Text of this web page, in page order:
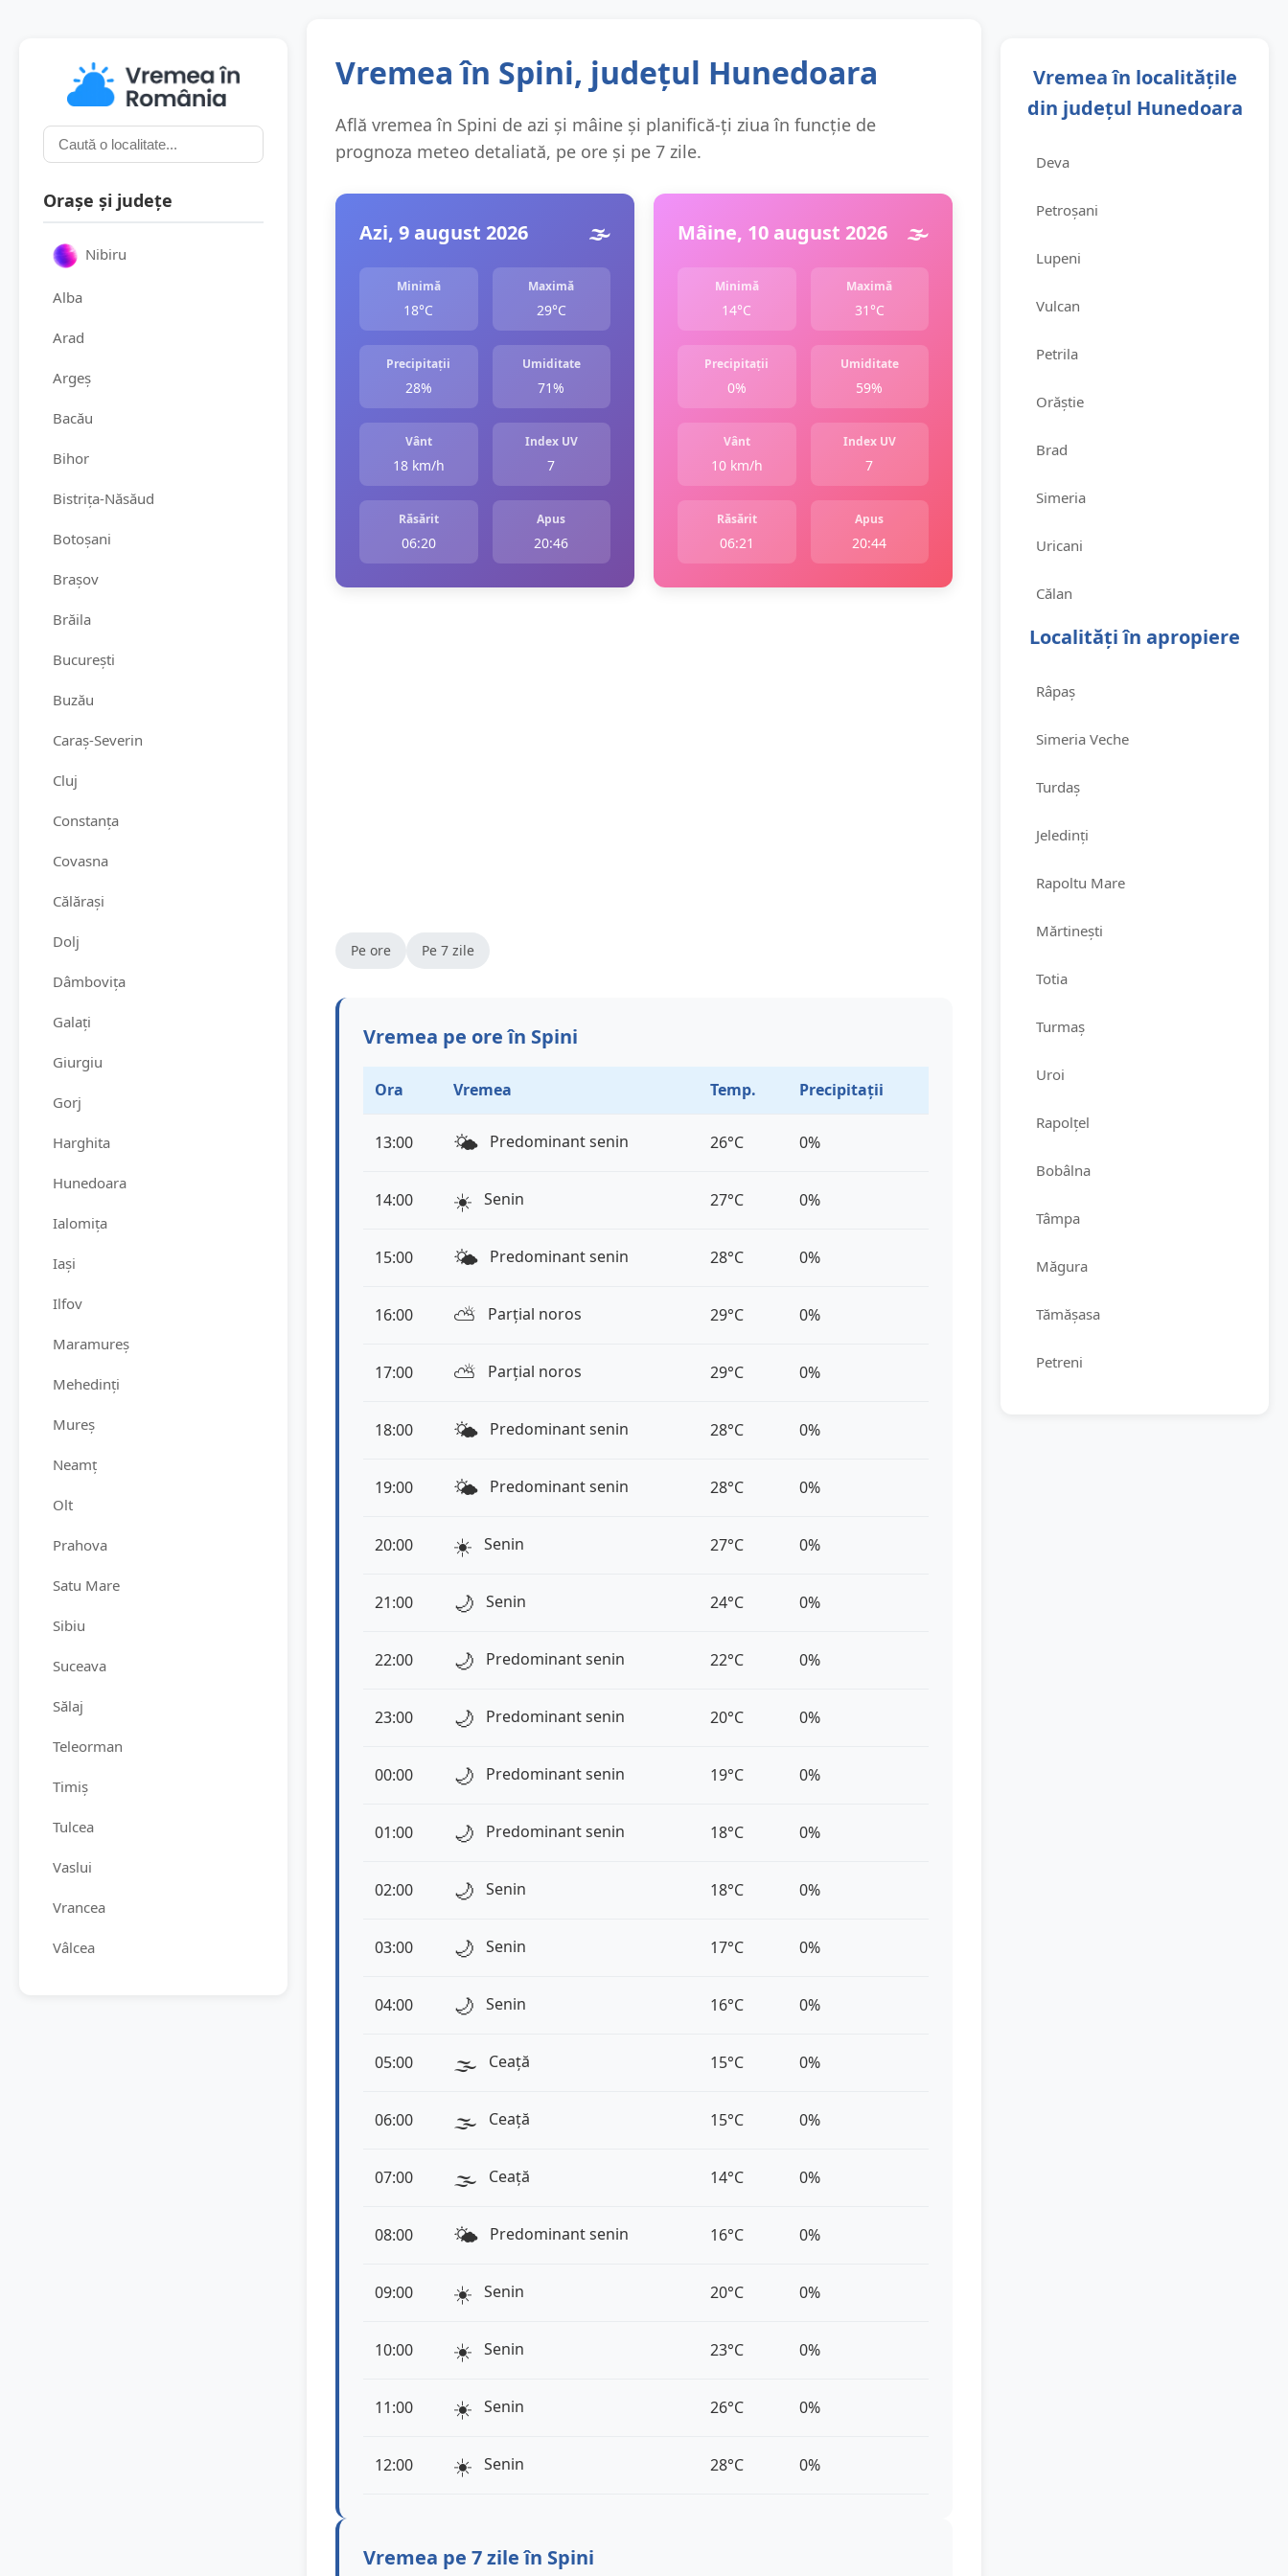
Orașe și județe
Nibiru
Alba
Arad
Argeș
Bacău
Bihor
Bistrița-Năsăud
Botoșani
Brașov
Brăila
București
Buzău
Caraș-Severin
Cluj
Constanța
Covasna
Călărași
Dolj
Dâmbovița
Galați
Giurgiu
Gorj
Harghita
Hunedoara
Ialomița
Iași
Ilfov
Maramureș
Mehedinți
Mureș
Neamț
Olt
Prahova
Satu Mare
Sibiu
Suceava
Sălaj
Teleorman
Timiș
Tulcea
Vaslui
Vrancea
Vâlcea
Vremea în Spini, județul Hunedoara
Află vremea în Spini de azi și mâine și planifică-ți ziua în funcție de
prognoza meteo detaliată, pe ore și pe 7 zile.
Azi, 9 august 2026 🌫️
Minimă
18°C
Maximă
29°C
Precipitații
28%
Umiditate
71%
Vânt
18 km/h
Index UV
7
Răsărit
06:20
Apus
20:46
Mâine, 10 august 2026 🌫️
Minimă
14°C
Maximă
31°C
Precipitații
0%
Umiditate
59%
Vânt
10 km/h
Index UV
7
Răsărit
06:21
Apus
20:44
Pe ore Pe 7 zile
Vremea pe ore în Spini
Ora Vremea Temp. Precipitații
13:00 🌤️ Predominant senin 26°C 0%
14:00 ☀️ Senin 27°C 0%
15:00 🌤️ Predominant senin 28°C 0%
16:00 ⛅️ Parțial noros 29°C 0%
17:00 ⛅️ Parțial noros 29°C 0%
18:00 🌤️ Predominant senin 28°C 0%
19:00 🌤️ Predominant senin 28°C 0%
20:00 ☀️ Senin 27°C 0%
21:00 🌙 Senin 24°C 0%
22:00 🌙 Predominant senin 22°C 0%
23:00 🌙 Predominant senin 20°C 0%
00:00 🌙 Predominant senin 19°C 0%
01:00 🌙 Predominant senin 18°C 0%
02:00 🌙 Senin 18°C 0%
03:00 🌙 Senin 17°C 0%
04:00 🌙 Senin 16°C 0%
05:00 🌫️ Ceață 15°C 0%
06:00 🌫️ Ceață 15°C 0%
07:00 🌫️ Ceață 14°C 0%
08:00 🌤️ Predominant senin 16°C 0%
09:00 ☀️ Senin 20°C 0%
10:00 ☀️ Senin 23°C 0%
11:00 ☀️ Senin 26°C 0%
12:00 ☀️ Senin 28°C 0%
Vremea pe 7 zile în Spini
Vremea în localitățile
din județul Hunedoara
Deva
Petroșani
Lupeni
Vulcan
Petrila
Orăștie
Brad
Simeria
Uricani
Călan
Localități în apropiere
Râpaș
Simeria Veche
Turdaș
Jeledinți
Rapoltu Mare
Mărtinești
Totia
Turmaș
Uroi
Rapolțel
Bobâlna
Tâmpa
Măgura
Tămășasa
Petreni